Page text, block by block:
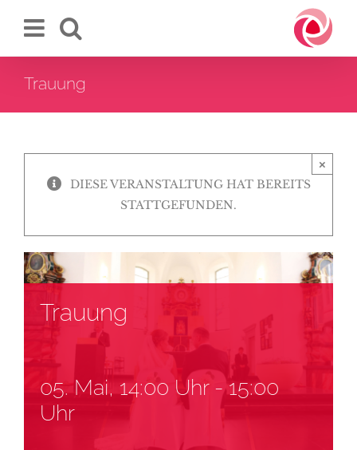
Inhalt
Trauung
×
DIESE VERANSTALTUNG HAT BEREITS
STATTGEFUNDEN.
Trauung
05. Mai, 14:00 Uhr-15:00
Uhr